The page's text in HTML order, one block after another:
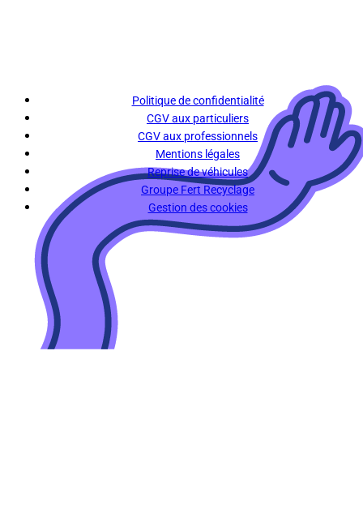
Politique de confidentialité
CGV aux particuliers
CGV aux professionnels
Mentions légales
Reprise de véhicules
Groupe Fert Recyclage
Gestion des cookies